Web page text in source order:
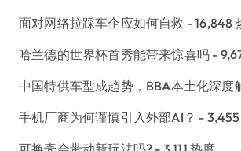
面对网络拉踩车企应如何自救 - 16,848
哈兰德的世界杯首秀能带来惊喜吗 -
中国特供车型成趋势，BBA本土化深度
手机厂商为何谨慎引入外部AI？ -